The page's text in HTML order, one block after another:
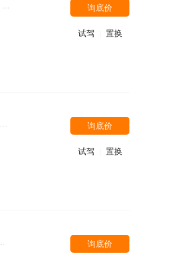
询底价
试驾 置换
询底价
试驾 置换
询底价